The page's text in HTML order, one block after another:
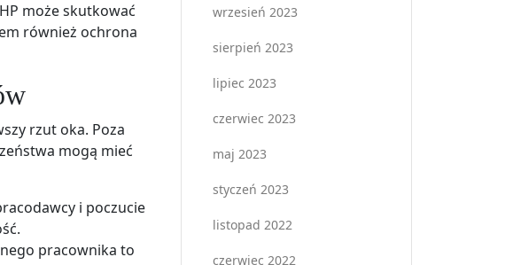
może skutkować
również ochrona
rzut oka. Poza
mogą mieć
i poczucie
pracownika to
wrzesień 2023
sierpień 2023
lipiec 2023
czerwiec 2023
maj 2023
styczeń 2023
listopad 2022
czerwiec 2022